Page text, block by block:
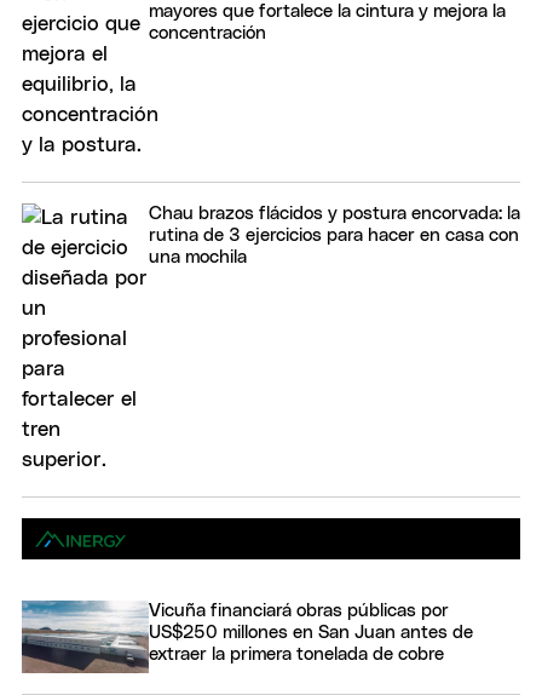
mayores que fortalece la cintura y mejora la
concentración
Chau brazos flácidos y postura encorvada: la
rutina de 3 ejercicios para hacer en casa con
una mochila
Vicuña financiará obras públicas por
US$250 millones en San Juan antes de
extraer la primera tonelada de cobre